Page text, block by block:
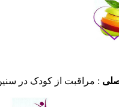
: مراقبت از کودک در